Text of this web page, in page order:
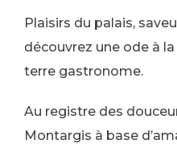
Plaisirs du palais,
découvrez une ode à
terre gastronome.
Au registre des
Montargis à base